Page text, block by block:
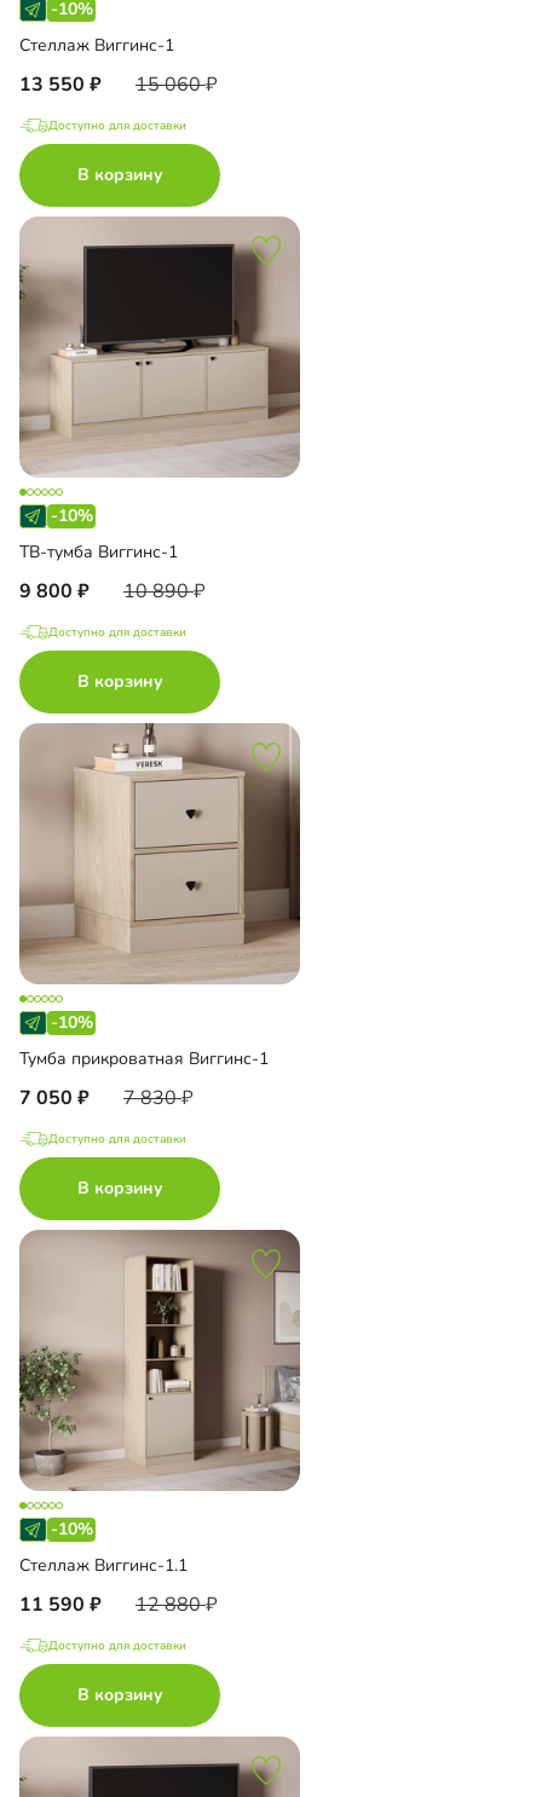
-10%
Стеллаж Виггинс-1
13 550 15 060
Доступно для доставки
В корзину
-10%
ТВ-тумба Виггинс-1
9 800 10 890
Доступно для доставки
В корзину
-10%
Тумба прикроватная Виггинс-1
7 050 7 830
Доступно для доставки
В корзину
-10%
Стеллаж Виггинс-1.1
11 590 12 880
Доступно для доставки
В корзину